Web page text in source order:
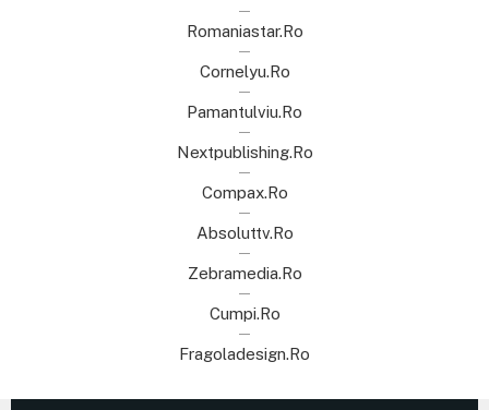
Romaniastar.ro
Cornelyu.ro
Pamantulviu.ro
Nextpublishing.ro
Compax.ro
Absoluttv.ro
Zebramedia.ro
Cumpi.ro
Fragoladesign.ro